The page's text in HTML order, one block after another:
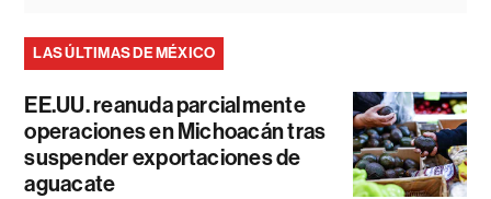
LAS ÚLTIMAS DE MÉXICO
EE.UU. reanuda parcialmente
operaciones en Michoacán tras
suspender exportaciones de
aguacate